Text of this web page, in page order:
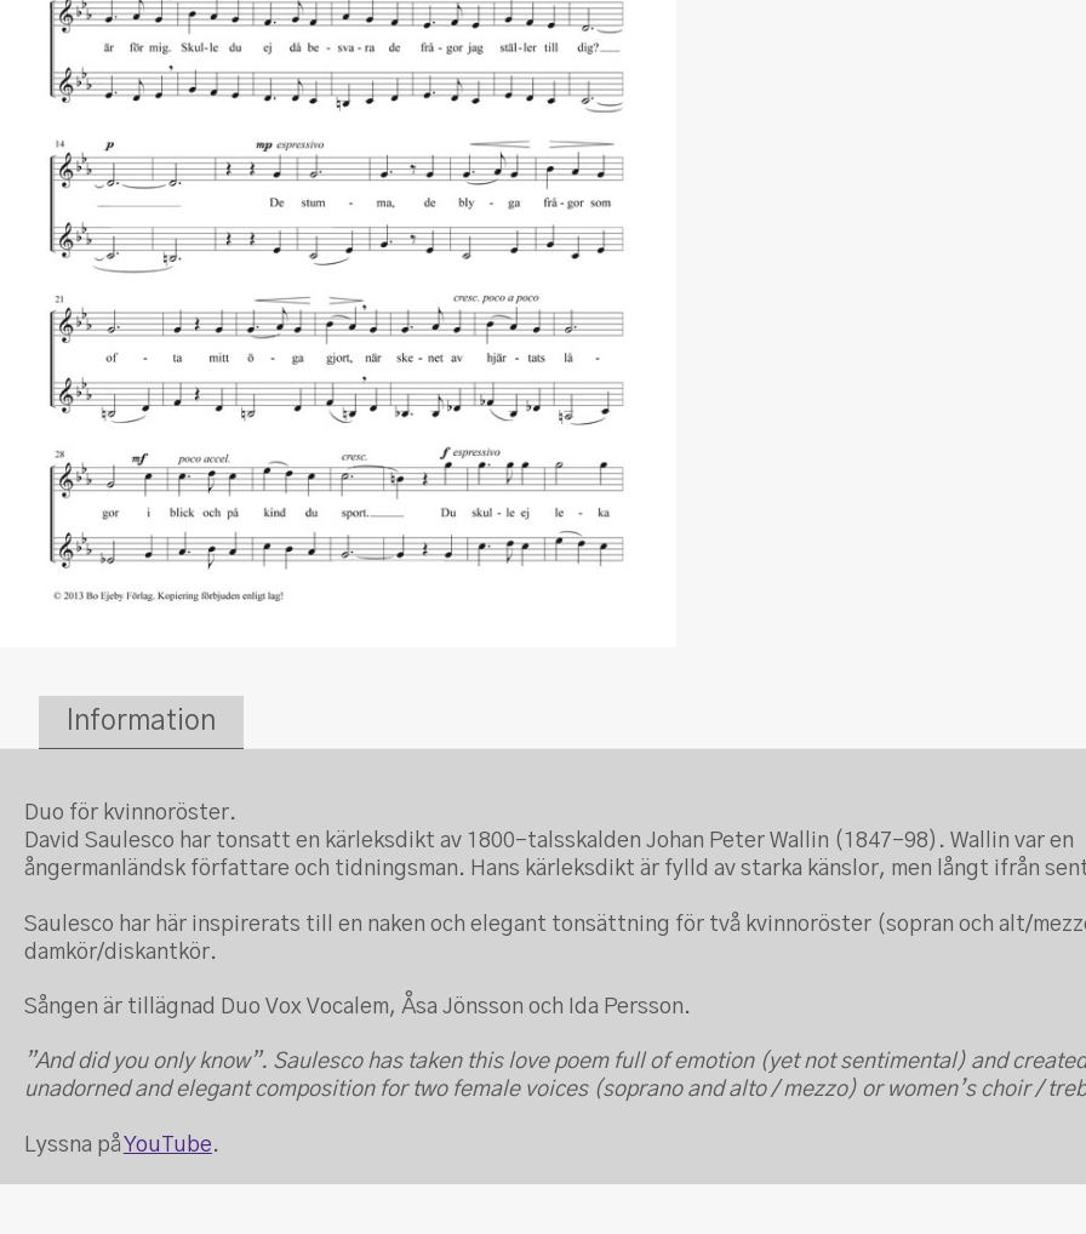
Information
Duo för kvinnoröster.
David Saulesco har tonsatt en kärleksdikt av 1800-talsskalden Johan Peter Wallin (1847-98). Wallin var en
ångermanländsk författare och tidningsman. Hans kärleksdikt är fylld av starka känslor, men långt ifrån
Saulesco har här inspirerats till en naken och elegant tonsättning för två kvinnoröster (sopran och alt/
damkör/diskantkör.
Sången är tillägnad Duo Vox Vocalem, Åsa Jönsson och Ida Persson.
”And did you only know”. Saulesco has taken this love poem full of emotion (yet not sentimental) and
unadorned and elegant composition for two female voices (soprano and alto / mezzo) or women’s choir /
Lyssna på YouTube.